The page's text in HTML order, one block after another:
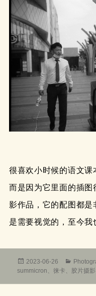
很喜欢小时候的语文课
而是因为它里面的插
影作品，它的配图都
是需要视觉的，至今我
发
布
2023-06-26
分
类
summicron 、徕卡 、 胶片摄影